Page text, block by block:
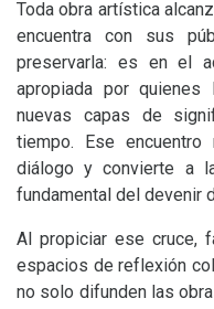
Toda obra artística
encuentra con sus
preservarla: es en el
apropiada por quienes
nuevas capas de
tiempo. Ese
diálogo y convierte a
fundamental del devenir
Al propiciar ese cruce,
espacios de reflexión
no solo difunden las